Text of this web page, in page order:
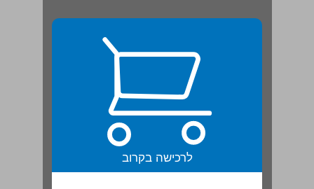
לרכישה בקרוב